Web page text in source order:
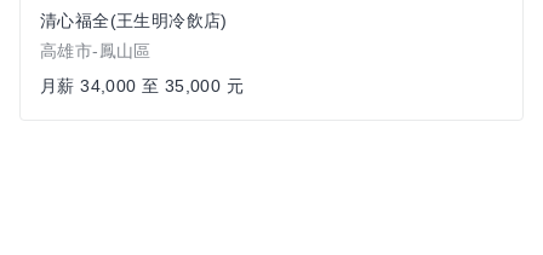
清心福全(王生明冷飲店)
高雄市-鳳山區
月薪 34,000 至 35,000 元